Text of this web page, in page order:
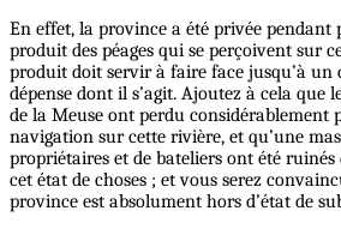
En effet, la province a été privée pendant
produit des péages qui se perçoivent sur
produit doit servir à faire face jusqu’à
dépense dont il s’agit. Ajoutez à cela que
de la Meuse ont perdu considérablement
navigation sur cette rivière, et qu’une
propriétaires et de bateliers ont été
cet état de choses ; et vous serez
province est absolument hors d’état de